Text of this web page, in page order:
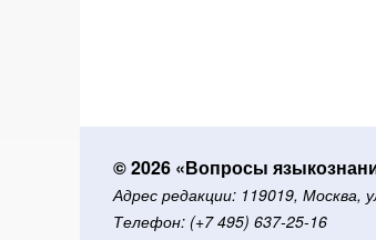
© 2026 «Вопросы
Адрес редакции: 119019, Москва,
Телефон: (+7 495) 637-25-16